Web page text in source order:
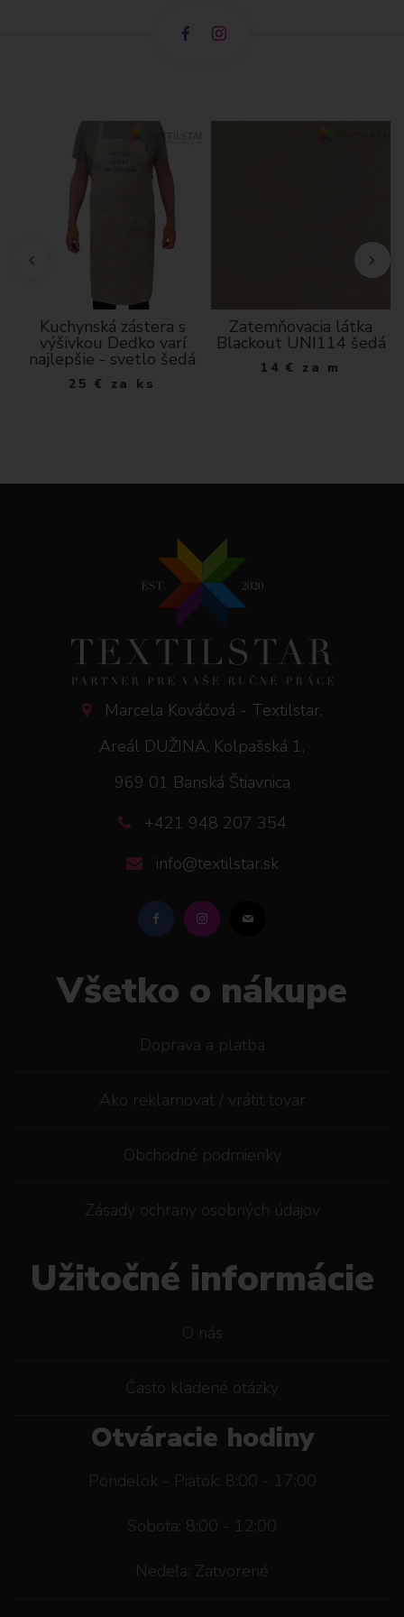
Kuchynská zástera s
výšivkou Dedko varí
najlepšie - svetlo šedá
25 € za ks
Zatemňovacia látka
Blackout UNI114 šedá
14 € za m
Marcela Kováčová - Textilstar,
Areál DUŽINA, Kolpašská 1,
969 01 Banská Štiavnica
+421 948 207 354
info@textilstar.sk
Všetko o nákupe
Doprava a platba
Ako reklamovat / vrátiť tovar
Obchodné podmienky
Zásady ochrany osobných údajov
Užitočné informácie
O nás
Často kladené otázky
Otváracie hodiny
Pondelok - Piatok: 8:00 - 17:00
Sobota: 8:00 - 12:00
Nedeľa: Zatvorené